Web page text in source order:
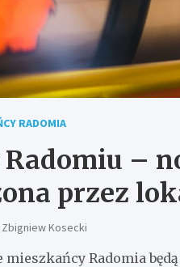
RADOMIA
Radomiu –
przez
Zbigniew Kosecki
mieszkańcy Radomia